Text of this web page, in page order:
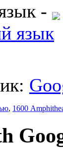
-
язык
, 1600